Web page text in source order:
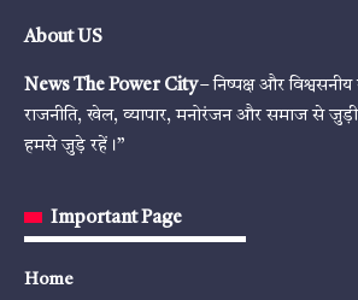
About US
News The Power City– निष्पक्ष और विश्वसनीय
राजनीति, खेल, व्यापार, मनोरंजन और समाज से
हमसे जुड़े रहें।”
Important Page
Home